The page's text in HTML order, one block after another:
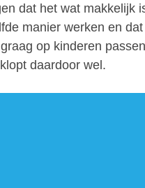
dat het wat makkelijk
manier werken en
op kinderen
daardoor wel.